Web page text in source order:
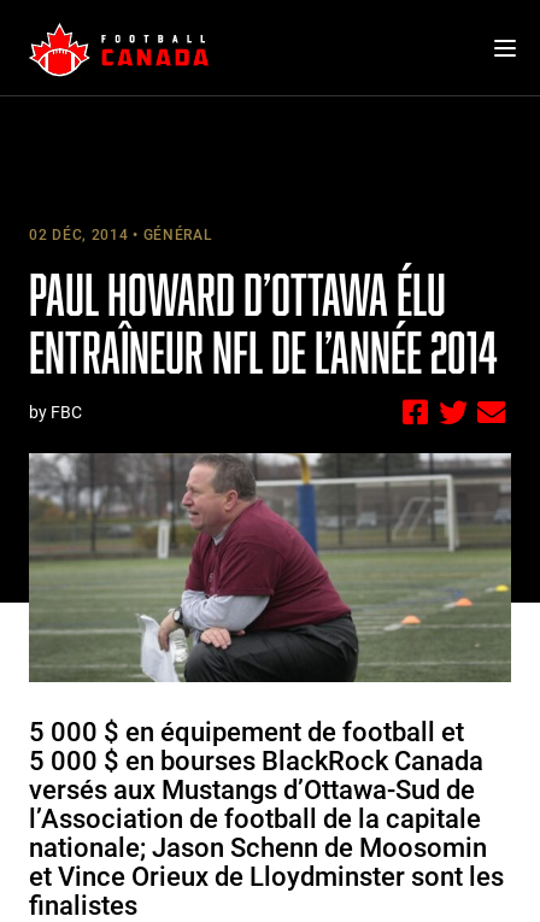
content
02 DÉC, 2014 GÉNÉRAL
PAUL HOWARD D’OTTAWA ÉLU
ENTRAÎNEUR NFL DE L’ANNÉE 2014
by FBC
5 000 $ en équipement de football et
5 000 $ en bourses BlackRock Canada
versés aux Mustangs d’Ottawa-Sud de
l’Association de football de la capitale
nationale; Jason Schenn de Moosomin
et Vince Orieux de Lloydminster sont les
finalistes